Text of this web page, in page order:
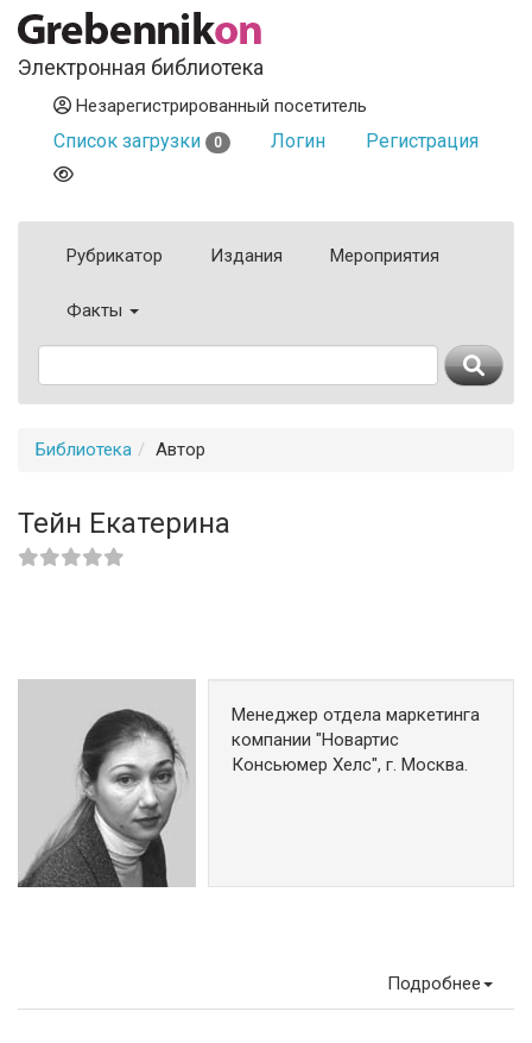
Электронная библиотека
Незарегистрированный посетитель
Список загрузки 0 Логин Регистрация
Рубрикатор Издания Мероприятия
Факты
Библиотека Автор
Тейн Екатерина
Менеджер отдела маркетинга
компании "Новартис
Консьюмер Хелс", г. Москва.
Подробнее